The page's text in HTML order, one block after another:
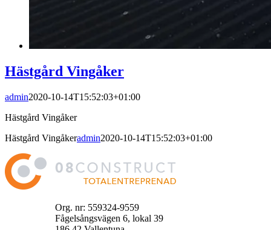
Hästgård Vingåker
admin2020-10-14T15:52:03+01:00
Hästgård Vingåker
Hästgård Vingåkeradmin2020-10-14T15:52:03+01:00
Org. nr: 559324-9559
Fågelsångsvägen 6, lokal 39